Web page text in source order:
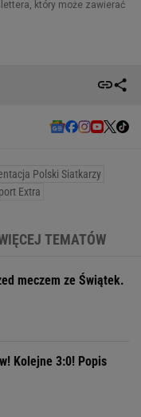
Polski Siatkarzy
Extra
TEMATÓW
meczem ze Świątek.
Kolejne 3:0! Popis